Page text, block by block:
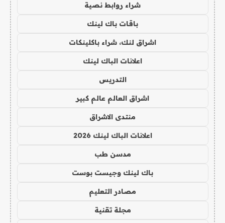
شراء روابط نصية
باقات باك لينك
اشراق لنك، شراء باكلينكات
اعلانات الباك لينك
التدريس
اشراق العالم عالم كبير
منتدى الاشراق
اعلانات الباك لينك 2026
مدسن طب
باك لينك وجيست بوست
مصادر التعليم
مجلة تقنية